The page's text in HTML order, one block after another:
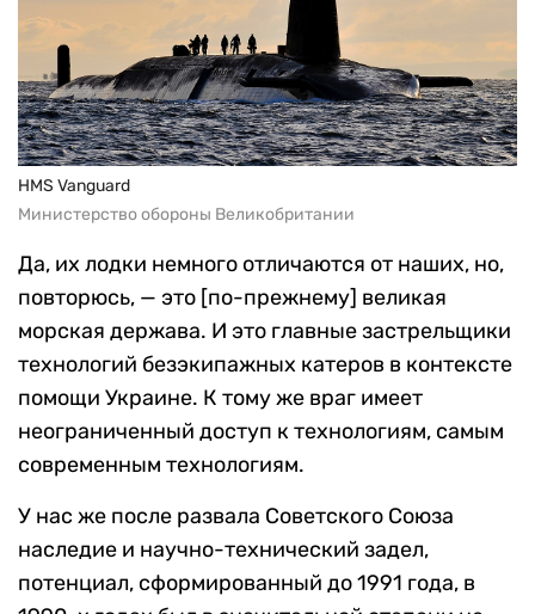
HMS Vanguard
Министерство обороны Великобритании
Да, их лодки немного отличаются от наших, но,
повторюсь, — это [по-прежнему] великая
морская держава. И это главные застрельщики
технологий безэкипажных катеров в контексте
помощи Украине. К тому же враг имеет
неограниченный доступ к технологиям, самым
современным технологиям.
У нас же после развала Советского Союза
наследие и научно-технический задел,
потенциал, сформированный до 1991 года, в